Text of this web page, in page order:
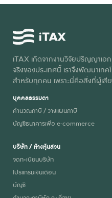
ตัว
รางวัล
เลข
ท้าย 2
ตัว
รางวัล
ข้าง
เคียง
ที่ 1
100,000
รางวัล
ที่ 2
iTAX เกิดจากงานวิจัยปริญญาเอ
จริงของประเทศนี้ เราจึงพัฒนาเท
สำหรับทุกคน เพราะนี่คือสิ่งที่ผู้เสี
บุคคลธรรมดา
คำนวณภาษี / วางแผนภาษี
บัญชีธนาคารเพื่อ e-commerce
บริษัท / ห้างหุ้นส่วน
จดทะเบียนบริษัท
โปรแกรมเงินเดือน
บัญชี